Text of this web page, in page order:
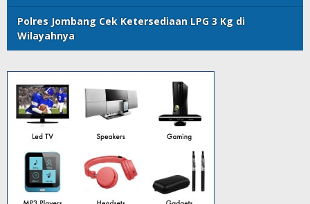
Polres Jombang Cek Ketersediaan LPG 3 Kg di
Wilayahnya